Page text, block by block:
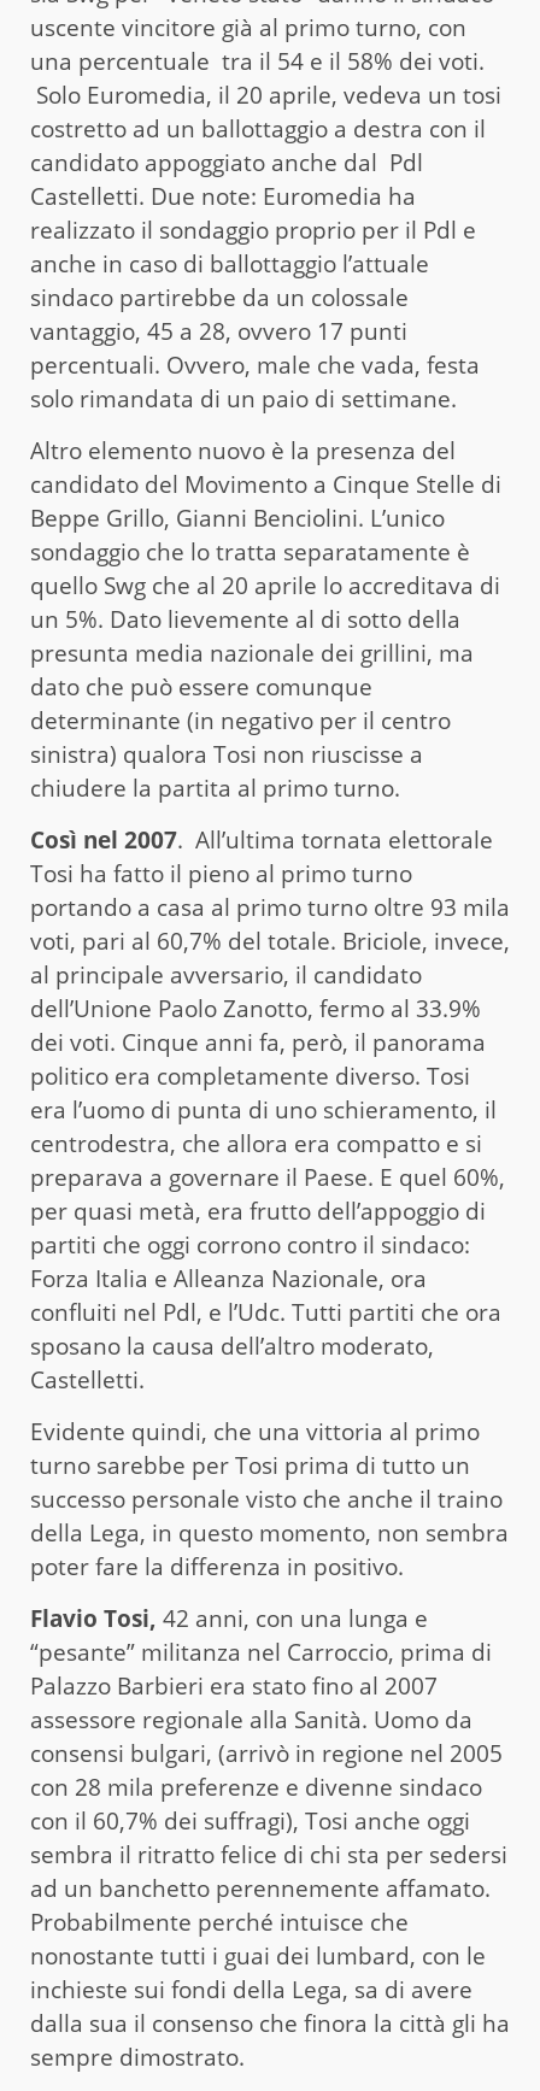
uscente vincitore già al primo turno, con
una percentuale tra il 54 e il 58% dei voti.
Solo Euromedia, il 20 aprile, vedeva un tosi
costretto ad un ballottaggio a destra con il
candidato appoggiato anche dal Pdl
Castelletti. Due note: Euromedia ha
realizzato il sondaggio proprio per il Pdl e
anche in caso di ballottaggio l’attuale
sindaco partirebbe da un colossale
vantaggio, 45 a 28, ovvero 17 punti
percentuali. Ovvero, male che vada, festa
solo rimandata di un paio di settimane.
Altro elemento nuovo è la presenza del
candidato del Movimento a Cinque Stelle di
Beppe Grillo, Gianni Benciolini. L’unico
sondaggio che lo tratta separatamente è
quello Swg che al 20 aprile lo accreditava di
un 5%. Dato lievemente al di sotto della
presunta media nazionale dei grillini, ma
dato che può essere comunque
determinante (in negativo per il centro
sinistra) qualora Tosi non riuscisse a
chiudere la partita al primo turno.
Così nel 2007. All’ultima tornata elettorale
Tosi ha fatto il pieno al primo turno
portando a casa al primo turno oltre 93 mila
voti, pari al 60,7% del totale. Briciole, invece,
al principale avversario, il candidato
dell’Unione Paolo Zanotto, fermo al 33.9%
dei voti. Cinque anni fa, però, il panorama
politico era completamente diverso. Tosi
era l’uomo di punta di uno schieramento, il
centrodestra, che allora era compatto e si
preparava a governare il Paese. E quel 60%,
per quasi metà, era frutto dell’appoggio di
partiti che oggi corrono contro il sindaco:
Forza Italia e Alleanza Nazionale, ora
confluiti nel Pdl, e l’Udc. Tutti partiti che ora
sposano la causa dell’altro moderato,
Castelletti.
Evidente quindi, che una vittoria al primo
turno sarebbe per Tosi prima di tutto un
successo personale visto che anche il traino
della Lega, in questo momento, non sembra
poter fare la differenza in positivo.
Flavio Tosi, 42 anni, con una lunga e
“pesante” militanza nel Carroccio, prima di
Palazzo Barbieri era stato fino al 2007
assessore regionale alla Sanità. Uomo da
consensi bulgari, (arrivò in regione nel 2005
con 28 mila preferenze e divenne sindaco
con il 60,7% dei suffragi), Tosi anche oggi
sembra il ritratto felice di chi sta per sedersi
ad un banchetto perennemente affamato.
Probabilmente perché intuisce che
nonostante tutti i guai dei lumbard, con le
inchieste sui fondi della Lega, sa di avere
dalla sua il consenso che finora la città gli ha
sempre dimostrato.